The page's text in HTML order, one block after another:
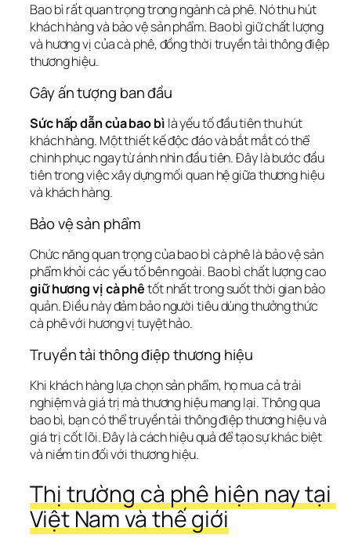
Bao bì rất quan trọng trong ngành cà phê. Nó thu hút
khách hàng và bảo vệ sản phẩm. Bao bì giữ chất lượng
và hương vị của cà phê, đồng thời truyền tải thông điệp
thương hiệu.
Gây ấn tượng ban đầu
Sức hấp dẫn của bao bì là yếu tố đầu tiên thu hút
khách hàng. Một thiết kế độc đáo và bắt mắt có thể
chinh phục ngay từ ánh nhìn đầu tiên. Đây là bước đầu
tiên trong việc xây dựng mối quan hệ giữa thương hiệu
và khách hàng.
Bảo vệ sản phẩm
Chức năng quan trọng của bao bì cà phê là bảo vệ sản
phẩm khỏi các yếu tố bên ngoài. Bao bì chất lượng cao
giữ hương vị cà phê tốt nhất trong suốt thời gian bảo
quản. Điều này đảm bảo người tiêu dùng thưởng thức
cà phê với hương vị tuyệt hảo.
Truyền tải thông điệp thương hiệu
Khi khách hàng lựa chọn sản phẩm, họ mua cả trải
nghiệm và giá trị mà thương hiệu mang lại. Thông qua
bao bì, bạn có thể truyền tải thông điệp thương hiệu và
giá trị cốt lõi. Đây là cách hiệu quả để tạo sự khác biệt
và niềm tin đối với thương hiệu.
Thị trường cà phê hiện nay tại
Việt Nam và thế giới